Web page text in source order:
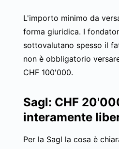
L'importo minimo da
forma giuridica. I
sottovalutano spesso il
non è obbligatorio
CHF 100'000.
Sagl: CHF
interamente
Per la Sagl la cosa è